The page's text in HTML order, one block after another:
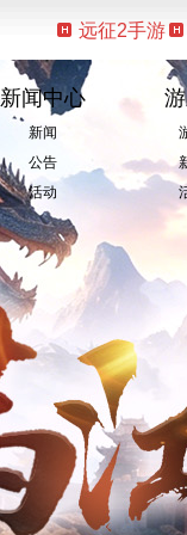
远征2手游
新闻中心
新闻
公告
活动